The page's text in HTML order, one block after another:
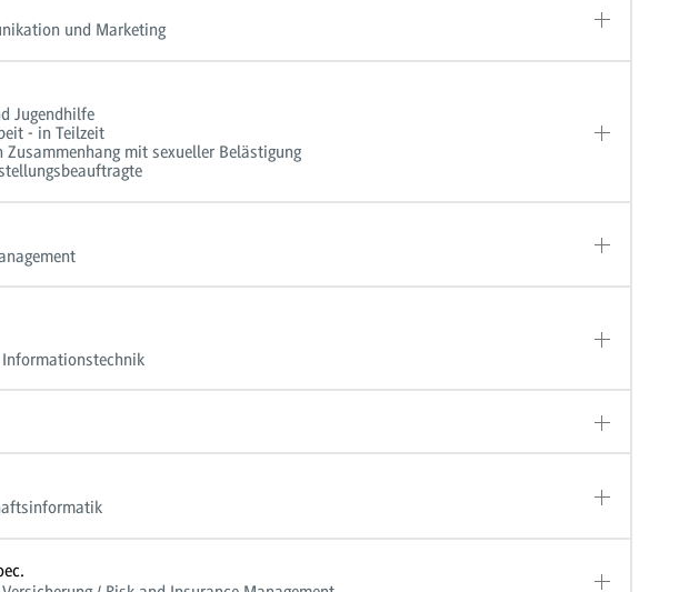
und Marketing
Jugendhilfe
- in Teilzeit
mit sexueller Belästigung